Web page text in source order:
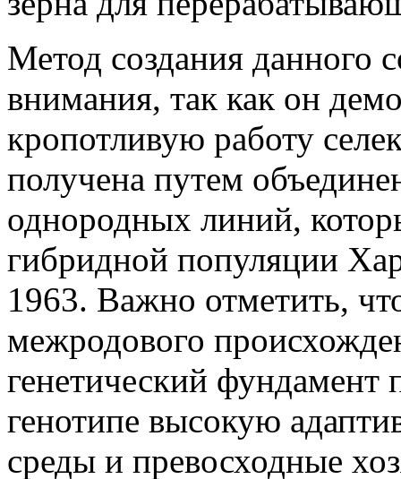
Метод создания данного
внимания, так как он
кропотливую работу
получена путем
однородных линий,
гибридной популяции
1963. Важно отметить,
межродового
генетический фундамент
генотипе высокую
среды и превосходные